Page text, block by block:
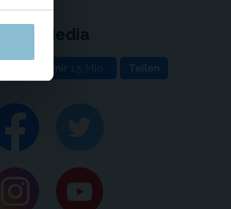
Social Media